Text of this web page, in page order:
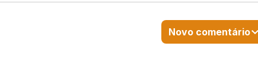
Novo comentário